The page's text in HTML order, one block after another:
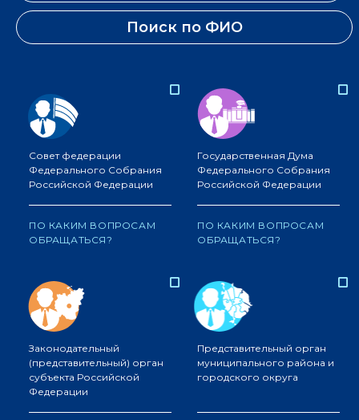
Поиск по ФИО
Совет федерации
Федерального Собрания
Российской Федерации
ПО КАКИМ ВОПРОСАМ
ОБРАЩАТЬСЯ?
Государственная Дума
Федерального Собрания
Российской Федерации
ПО КАКИМ ВОПРОСАМ
ОБРАЩАТЬСЯ?
Законодательный
(представительный) орган
субъекта Российской
Федерации
Представительный орган
муниципального района и
городского округа